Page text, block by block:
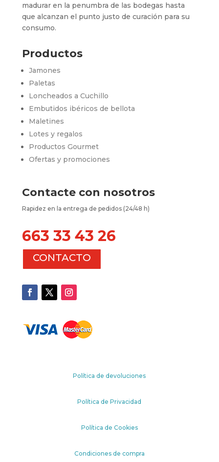
madurar en la penumbra de las bodegas hasta
que alcanzan el punto justo de curación para su
consumo.
Productos
Jamones
Paletas
Loncheados a Cuchillo
Embutidos ibéricos de bellota
Maletines
Lotes y regalos
Productos Gourmet
Ofertas y promociones
Contacte con nosotros
Rapidez en la entrega de pedidos (24/48 h)
663 33 43 26
CONTACTO
Política de devoluciones
Política de Privacidad
Política de Cookies
Condiciones de compra